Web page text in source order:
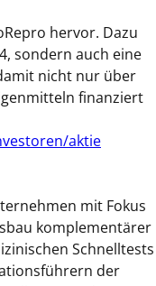
hervor. Dazu
sondern auch eine
nicht nur über
finanziert
aktie
mit Fokus
komplementärer
Schnelltests
der